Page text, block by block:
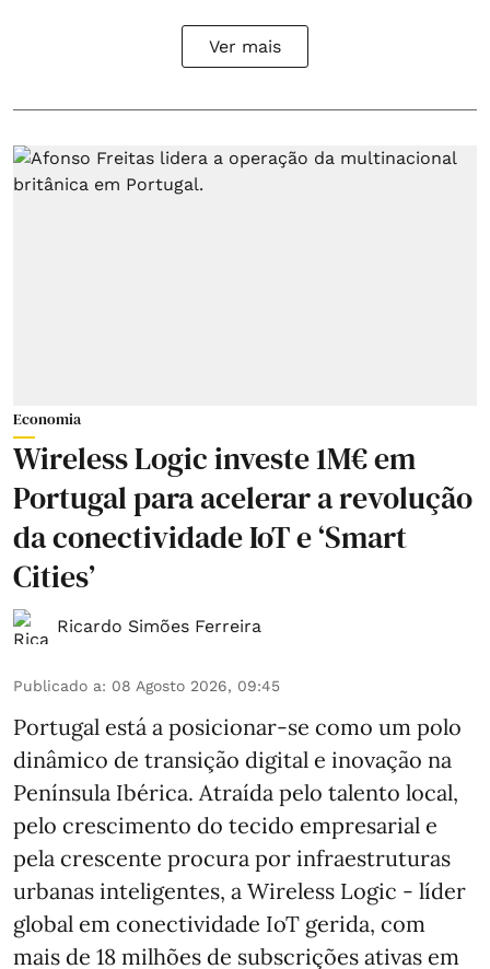
Ver mais
Economia
Wireless Logic investe 1M€ em
Portugal para acelerar a revolução
da conectividade IoT e ‘Smart
Cities’
Ricardo Simões Ferreira
Publicado a: 08 Agosto 2026, 09:45
Portugal está a posicionar-se como um polo
dinâmico de transição digital e inovação na
Península Ibérica. Atraída pelo talento local,
pelo crescimento do tecido empresarial e
pela crescente procura por infraestruturas
urbanas inteligentes, a Wireless Logic - líder
global em conectividade IoT gerida, com
mais de 18 milhões de subscrições ativas em